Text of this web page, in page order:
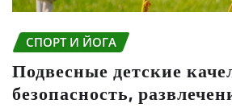
СПОРТ И ЙОГА
Подвесные детские
безопасность,